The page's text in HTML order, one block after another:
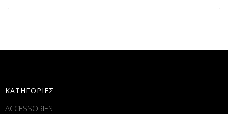
ΚΑΤΗΓΟΡΙΕΣ
ACCESSORIES